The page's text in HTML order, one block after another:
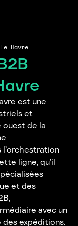
Havre
est une
et
ouest de la
ligne, qu’il
et des
avec un
expéditions.